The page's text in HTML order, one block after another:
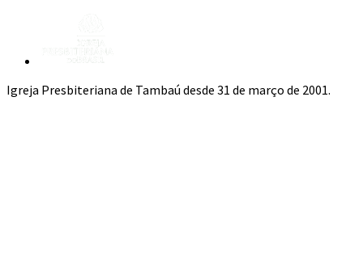
Igreja Presbiteriana de Tambaú desde 31 de março de 2001.